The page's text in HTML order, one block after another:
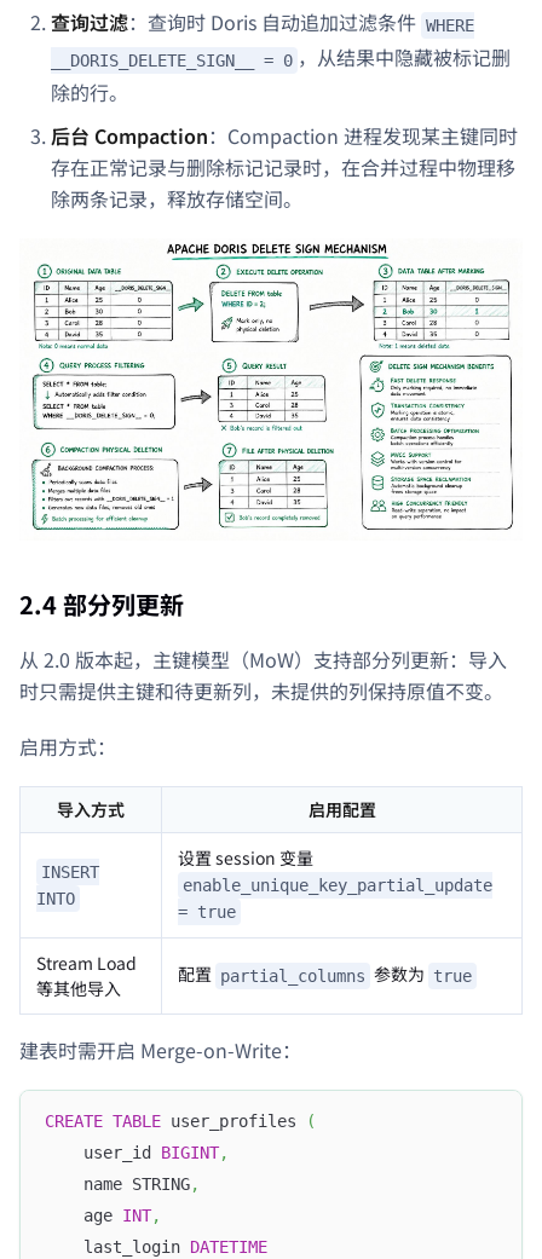
查询过滤：查询时 Doris 自动追加过滤条件 WHERE
__DORIS_DELETE_SIGN__ = 0 ，从结果中隐藏被标记删
除的行。
后台 Compaction：Compaction 进程发现某主键同时
存在正常记录与删除标记记录时，在合并过程中物理移
除两条记录，释放存储空间。
2.4 部分列更新
从 2.0 版本起，主键模型（MoW）支持部分列更新：导入
时只需提供主键和待更新列，未提供的列保持原值不变。
启用方式：
导入方式 启用配置
INSERT
INTO
设置 session 变量
enable_unique_key_partial_update
= true
Stream Load
等其他导入
配置 partial_columns 参数为 true
建表时需开启 Merge-on-Write：
CREATE TABLE user_profiles
(
    user_id
BIGINT,
    name STRING
,
    age
INT,
    last_login
DATETIME